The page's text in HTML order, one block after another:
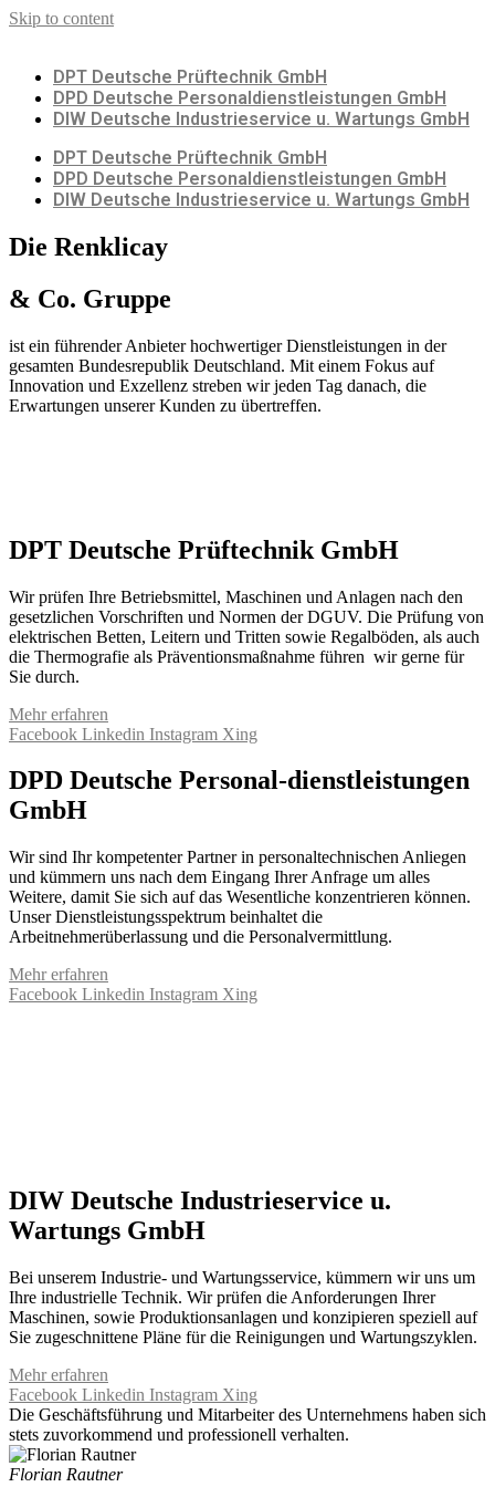
Skip to content
DPT Deutsche Prüftechnik GmbH
DPD Deutsche Personaldienstleistungen GmbH
DIW Deutsche Industrieservice u. Wartungs GmbH
DPT Deutsche Prüftechnik GmbH
DPD Deutsche Personaldienstleistungen GmbH
DIW Deutsche Industrieservice u. Wartungs GmbH
Die Renklicay
& Co. Gruppe
ist ein führender Anbieter hochwertiger Dienstleistungen in der
gesamten Bundesrepublik Deutschland. Mit einem Fokus auf
Innovation und Exzellenz streben wir jeden Tag danach, die
Erwartungen unserer Kunden zu übertreffen.
DPT Deutsche Prüftechnik GmbH
Wir prüfen Ihre Betriebsmittel, Maschinen und Anlagen nach den
gesetzlichen Vorschriften und Normen der DGUV. Die Prüfung von
elektrischen Betten, Leitern und Tritten sowie Regalböden, als auch
die Thermografie als Präventionsmaßnahme führen wir gerne für
Sie durch.
Mehr erfahren
Facebook Linkedin Instagram Xing
DPD Deutsche Personal-dienstleistungen
GmbH
Wir sind Ihr kompetenter Partner in personaltechnischen Anliegen
und kümmern uns nach dem Eingang Ihrer Anfrage um alles
Weitere, damit Sie sich auf das Wesentliche konzentrieren können.
Unser Dienstleistungsspektrum beinhaltet die
Arbeitnehmerüberlassung und die Personalvermittlung.
Mehr erfahren
Facebook Linkedin Instagram Xing
DIW Deutsche Industrieservice u.
Wartungs GmbH
Bei unserem Industrie- und Wartungsservice, kümmern wir uns um
Ihre industrielle Technik. Wir prüfen die Anforderungen Ihrer
Maschinen, sowie Produktionsanlagen und konzipieren speziell auf
Sie zugeschnittene Pläne für die Reinigungen und Wartungszyklen.
Mehr erfahren
Facebook Linkedin Instagram Xing
Die Geschäftsführung und Mitarbeiter des Unternehmens haben sich
stets zuvorkommend und professionell verhalten.
Florian Rautner